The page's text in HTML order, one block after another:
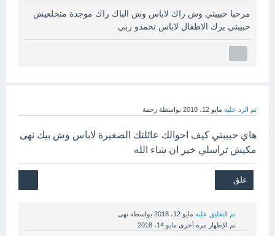
مرحبا حبيبتي وش راك لاباس وش الباك راك موجدة متخلعيش
حبيبتي برك الاطفال لاباس نحمدو ربي
تم الرد عليه مايو 12، 2018 بواسطة رحمة
هاي حبيبتي كيف احوالك عائلتك الصغيرة لاباس وش بيك نهى
مكيش تراسلي خير ان شاء الله
تم التعليق عليه مايو 12، 2018 بواسطة نهى
تم الإظهار مرة أخرى مايو 14، 2018